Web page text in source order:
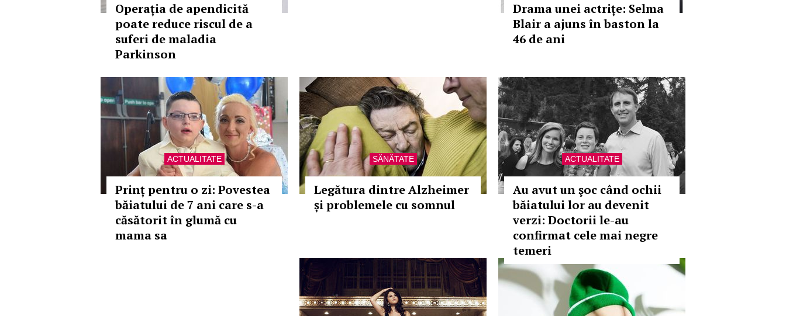
Operația de apendicită
poate reduce riscul de a
suferi de maladia
Parkinson
Drama unei actrițe: Selma
Blair a ajuns în baston la
46 de ani
ACTUALITATE
Prinț pentru o zi: Povestea
băiatului de 7 ani care s-a
căsătorit în glumă cu
mama sa
SĂNĂTATE
Legătura dintre Alzheimer
și problemele cu somnul
ACTUALITATE
Au avut un şoc când ochii
băiatului lor au devenit
verzi: Doctorii le-au
confirmat cele mai negre
temeri